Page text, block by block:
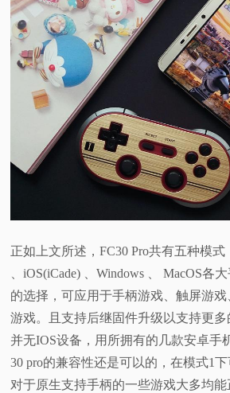
正如上文所述，FC30 Pro共有五种模
、iOS(iCade) 、Windows 、 MacOS各
的选择，可应用于手柄游戏、触屏游
游戏。且支持后继固件升级以支持更
并无IOS设备，用所拥有的几款安卓手
30 pro的兼容性还是可以的，在模式1
对于原生支持手柄的一些游戏大多均